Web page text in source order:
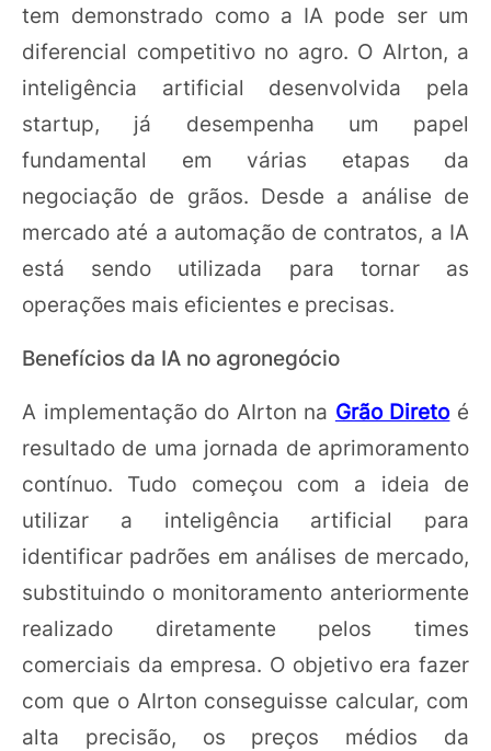
tem demonstrado como a IA pode ser um
diferencial competitivo no agro. O AIrton, a
inteligência artificial desenvolvida pela
startup, já desempenha um papel
fundamental em várias etapas da
negociação de grãos. Desde a análise de
mercado até a automação de contratos, a IA
está sendo utilizada para tornar as
operações mais eficientes e precisas.
Benefícios da IA no agronegócio
A implementação do AIrton na Grão Diretoé
resultado de uma jornada de aprimoramento
contínuo. Tudo começou com a ideia de
utilizar a inteligência artificial para
identificar padrões em análises de mercado,
substituindo o monitoramento anteriormente
realizado diretamente pelos times
comerciais da empresa. O objetivo era fazer
com que o AIrton conseguisse calcular, com
alta precisão, os preços médios da